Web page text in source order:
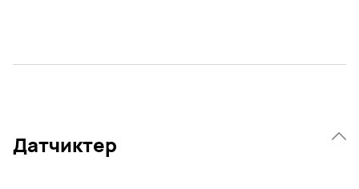
Датчиктер